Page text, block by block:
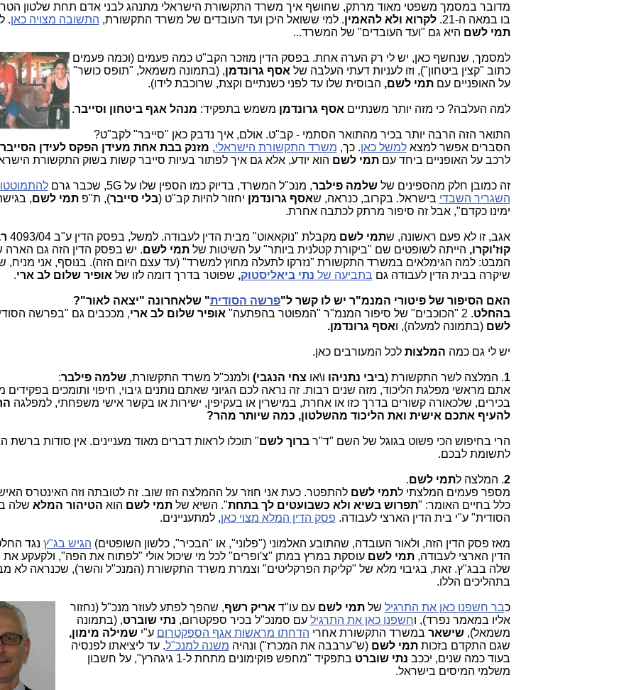
מדובר במסמך משפטי מאוד מרתק, שחושף איך משרד התקשורת הישראלי מתנהג לבני אדם תחת שלטון
בו במאה ה-21.
לקרוא ולא להאמין. למי ששואל היכן ועד העובדים של משרד התקשורת, התשובה מצויה כאן.
תמי לשם היא גם "ועד העובדים" של המשרד...
למסמך, שנחשף כאן, יש לי רק הערה אחת. בפסק הדין מוזכר הקב"ט כמה פעמים (וכמה פעמים
כתוב "קצין ביטחון"), וזו לעניות דעתי העלבה של אסף גרונדמן, (בתמונה משמאל, "תופס כושר"
על האופניים עםתמי לשם, הבוסית שלו עד לפני כשנתיים וקצת, שרוכבת לידו).
למה העלבה? כי מזה יותר משנתיים אסף גרונדמן משמש בתפקיד: מנהל אגף ביטחון וסייבר.
התואר הזה הרבה יותר בכיר מהתואר הסתמי - קב"ט. אולם, איך נדבק כאן "סייבר" לקב"ט?
הסברים אפשר למצאלמשל כאן. כך, משרד התקשורת הישראלי, מזנק בבת אחת מעידן הפקס לעידן הסייבר
לרכב על האופניים ביחד עםתמי לשם הוא יודע, אלא גם איך לפתור בעיות סייבר קשות בשוק התקשורת
זה כמובן חלק מהספינים שלשלמה פילבר, מנכ"ל המשרד, בדיוק כמו הספין שלו על 5G, שכבר גרם
השגריר השבדי בישראל. בקרוב, כנראה, שאסף גרונדמן יחזור להיות קב"ט (בלי סייבר), ת"פתמי לשם,
ימינו כקדם", אבל זה סיפור מרתק לכתבה אחרת.
אגב, זו לא פעם ראשונה, שתמי לשם מקבלת "נוקאאוט" מבית הדין לעבודה. למשל, בפסק הדין ע"ב 4093/04
קוז'וקרו, הייתה לשופטים שם "ביקורת קטלנית ביותר" על השיטות שלתמי לשם. יש בפסק הדין הזה גם הארה
המבט: למה הגימלאים במשרד התקשורת "נזרקו לתעלה מחוץ למשרד" (עד עצם היום הזה). בנוסף, אני מניח,
שיקרה בבית הדין לעבודה גם בתביעה של נתי ביאליסטוק, שפוטר בדרך דומה לזו של אופיר שלום לב ארי.
האם הסיפור של פיטורי המנמ"ר יש לו קשר ל"פרשה הסודית" שלאחרונה "יצאה לאור"?
בהחלט. 2 "הכוכבים" של סיפור המנמ"ר "המפוטר בהפתעה" אופיר שלום לב ארי, מככבים גם "בפרשה
לשם (בתמונה למעלה), ואסף גרונדמן.
יש לי גם כמה המלצותלכל המעורבים כאן.
1. המלצה לשר התקשורת (ביבי נתניהו ו\או צחי הנגבי) ולמנכ"ל משרד התקשורת,שלמה פילבר:
אתם מראשי מפלגת הליכוד, מזה שנים רבות. זה נראה לכם הגיוני שאתם נותנים גיבוי, חיפוי ותומכים בפקידים
בכירים, שלכאורה קשורים בדרך כזו או אחרת, במישרין או בעקיפין, ישירות או בקשר אישי משפחתי, למפלגה
להעיף אתכם אישית ואת הליכוד מהשלטון, כמה שיותר מהר?
הרי בחיפוש הכי פשוט בגוגל של השם "ד"רברוך לשם" תוכלו לראות דברים מאוד מעניינים. אין סודות ברשת
לתשומת לבכם.
2. המלצה לתמי לשם.
מספר פעמים המלצתי לתמי לשם להתפטר. כעת אני חוזר על ההמלצה הזו שוב. זה לטובתה וזה האינטרס
כלל בחיים האומר: "תפרוש בשיא ולא כשבועטים לך בתחת". השיא שלתמי לשם הוא הטיהור המלא שלה
הסודית" ע"י בית הדין הארצי לעבודה. פסק הדין המלא מצוי כאן, למתעניינים.
מאז פסק הדין הזה, ולאור העובדה, שהתובע האלמוני ("פלוני", או "הבכיר", כלשון השופטים) הגיש בג"ץ נגד
הדין הארצי לעבודה,תמי לשם עוסקת במרץ במתן "צ'ופרים" לכל מי שיכול אולי "לפתוח את הפה", ולקעקע את
שלה בבג"ץ. זאת, בגיבוי מלא של "קליקת הפרקליטים" וצמרת משרד התקשורת (המנכ"ל והשר), שכנראה לא
בתהליכים הללו.
כבר חשפנו כאן את התרגיל שלתמי לשם עם עו"ד אריק רשף, שהפך לפתע לעוזר מנכ"ל (נחזור
אליו במאמר נפרד), וחשפנו כאן את התרגיל עם סמנכ"ל בכיר ספקטרום, נתי שוברט, (בתמונה
משמאל),שישאר במשרד התקשורת אחרי הדחתו מראשות אגף הספקטרום ע"ישמילה מימון,
שגם התקדם בזכותתמי לשם (ש"ערבבה את המכרז") ונהיה משנה למנכ"ל. עד ליציאתו לפנסיה
בעוד כמה שנים, יככב נתי שוברט
בתפקיד "מחפש פוקימונים מתחת ל-1 גיגהרץ", על חשבון
משלמי המיסים בישראל.